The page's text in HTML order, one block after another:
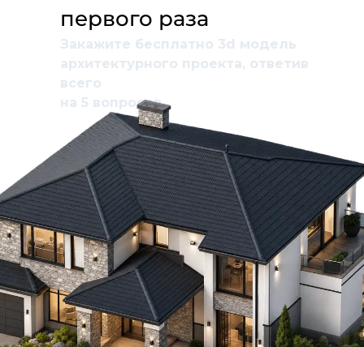
первого раза
Закажите бесплатно 3d модель
архитектурного проекта, ответив
всего
на 5 вопросов